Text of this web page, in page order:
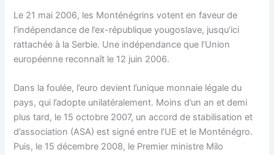
Le 21 mai 2006, les Monténégrins votent en faveur de
l’indépendance de l’ex-république yougoslave, jusqu’ici
rattachée à la Serbie. Une indépendance que l’Union
européenne reconnaît le 12 juin 2006.
Dans la foulée, l’euro devient l’unique monnaie légale du
pays, qui l’adopte unilatéralement. Moins d’un an et demi
plus tard, le 15 octobre 2007, un accord de stabilisation et
d’association (ASA) est signé entre l’UE et le Monténégro.
Puis, le 15 décembre 2008, le Premier ministre Milo